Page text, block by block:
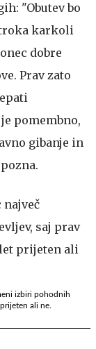
"Obutev bo
karkoli
dobre
Prav zato
pomembno,
gibanje in
izbiri pohodnih
ali ne.